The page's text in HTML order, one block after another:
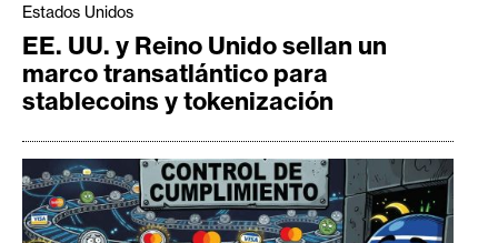
Estados Unidos
EE. UU. y Reino Unido sellan un
marco transatlántico para
stablecoins y tokenización